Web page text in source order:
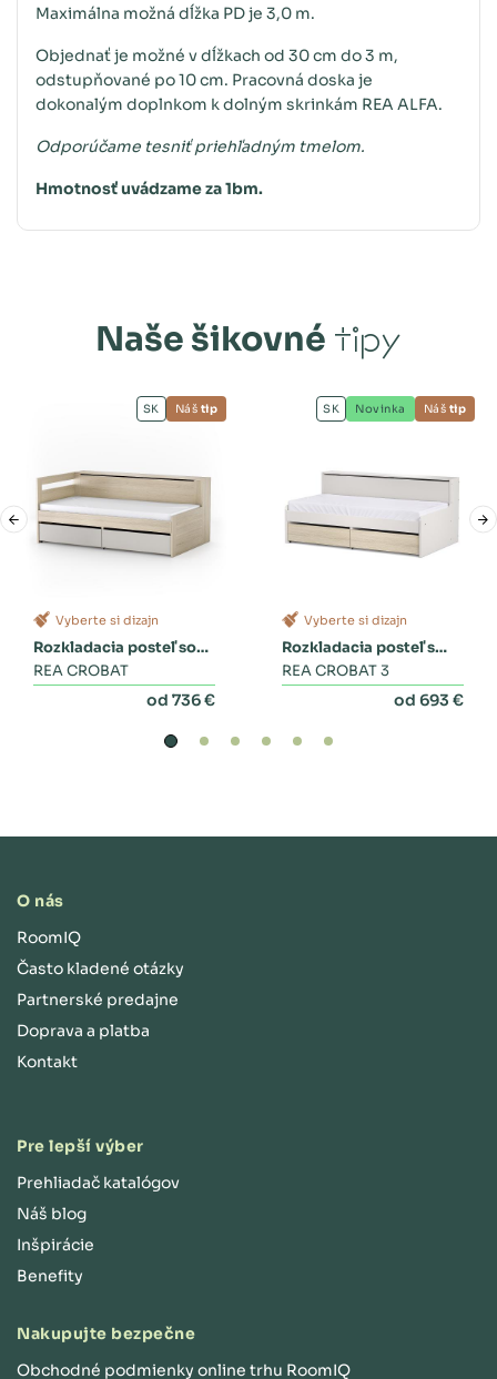
Maximálna možná dĺžka PD je 3,0 m.
Objednať je možné v dĺžkach od 30 cm do 3 m,
odstupňované po 10 cm. Pracovná doska je
dokonalým doplnkom k dolným skrinkám REA ALFA.
Odporúčame tesniť priehľadným tmelom.
Hmotnosť uvádzame za 1bm.
Naše šikovné tipy
Vyberte si dizajn
Rozkladacia posteľ so
zásuvkami
REA CROBAT
od 736 €
SK Náš tip
Vyberte si dizajn
Rozkladacia posteľ s
dvoma zásuvkami a
REA CROBAT 3
od 693 €
SK Novinka Náš tip
O nás
RoomIQ
Často kladené otázky
Partnerské predajne
Doprava a platba
Kontakt
Pre lepší výber
Prehliadač katalógov
Náš blog
Inšpirácie
Benefity
Nakupujte bezpečne
Obchodné podmienky online trhu RoomIQ